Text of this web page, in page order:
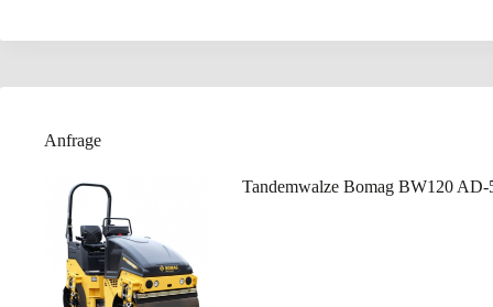
Anfrage
Tandemwalze Bomag BW120 AD-